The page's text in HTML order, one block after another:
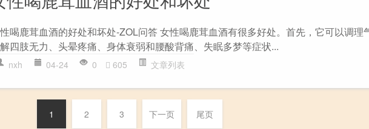
喝鹿茸血酒的好处和坏处-ZOL问答 女性喝鹿茸血酒有很多好处。首先，它可以调理
四肢无力、头晕疼痛、身体衰弱和腰酸背痛、失眠多梦等症状...
nxh 04-24 0 605 文章列表
1 2 3 下一页 尾页